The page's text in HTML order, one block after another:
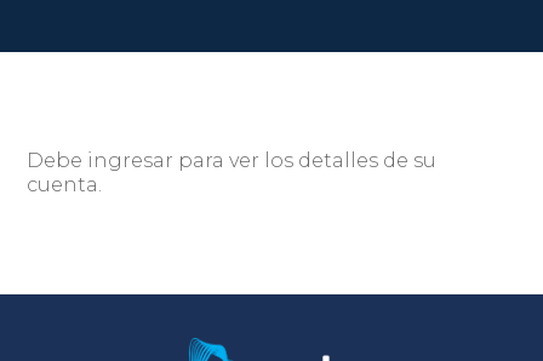
Debe ingresar para ver los detalles de su
cuenta.